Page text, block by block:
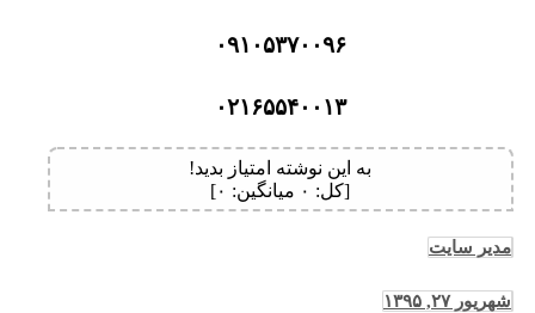
۰۹۱۰۵۳۷۰۰۹۶
۰۲۱۶۵۵۴۰۰۱۳
به این نوشته امتیاز بدید!
[کل: ۰ میانگین: ۰]
مدیر سایت
شهریور ۲۷, ۱۳۹۵